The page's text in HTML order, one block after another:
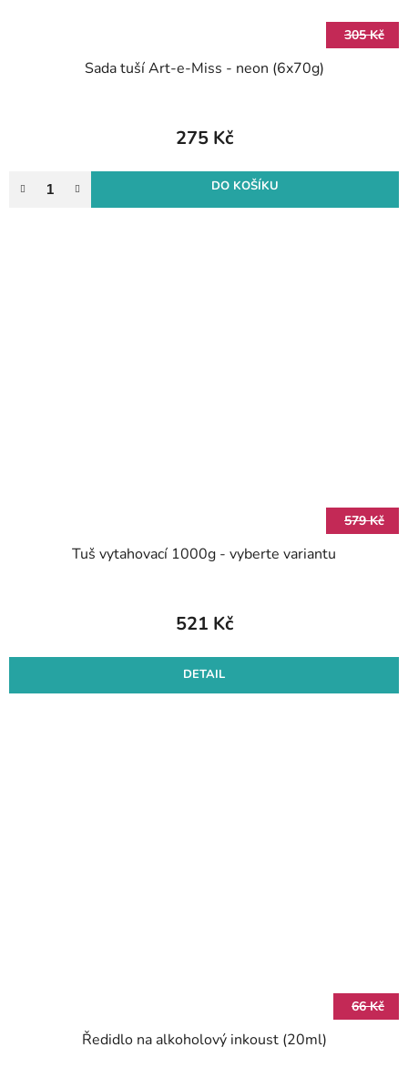
305 Kč
Sada tuší Art-e-Miss - neon (6x70g)
275 Kč
DO KOŠÍKU
579 Kč
Tuš vytahovací 1000g - vyberte variantu
521 Kč
DETAIL
66 Kč
Ředidlo na alkoholový inkoust (20ml)